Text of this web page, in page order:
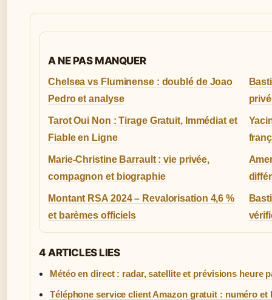
A NE PAS MANQUER
Chelsea vs Fluminense : doublé de Joao
Pedro et analyse
Tarot Oui Non : Tirage Gratuit, Immédiat et
Fiable en Ligne
Marie-Christine Barrault : vie privée,
compagnon et biographie
Montant RSA 2024 – Revalorisation 4,6 %
et barèmes officiels
4 ARTICLES LIES
Météo en direct : radar, satellite et prévisions heure
Téléphone service client Amazon gratuit : numéro et